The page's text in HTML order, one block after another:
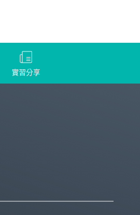
實習分享